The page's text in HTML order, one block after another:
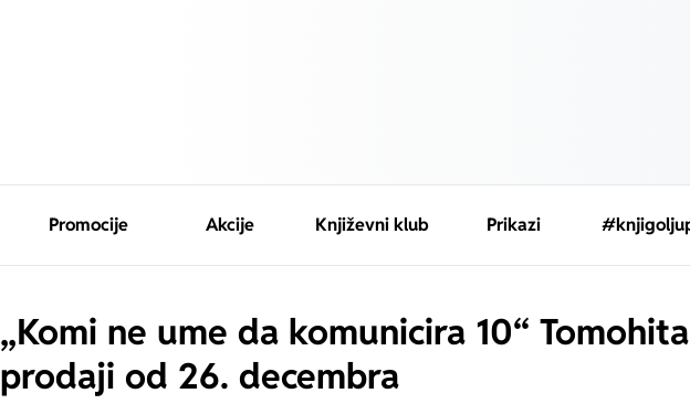
Promocije Akcije Književni klub Prikazi
„Komi ne ume da komunicira 10“
prodaji od 26. decembra